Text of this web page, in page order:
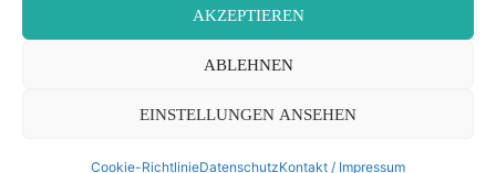
AKZEPTIEREN
ABLEHNEN
EINSTELLUNGEN ANSEHEN
Cookie-RichtlinieDatenschutzKontakt / Impressum
Kontakt / Impressum
Cookie-Richtlinie (EU)
Back
to